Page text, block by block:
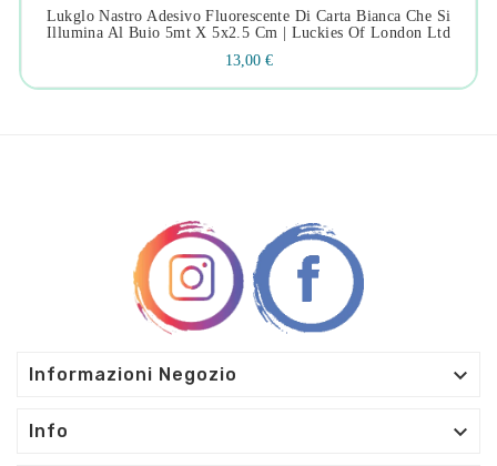
Lukglo Nastro Adesivo Fluorescente Di Carta Bianca Che Si
Illumina Al Buio 5mt X 5x2.5 Cm | Luckies Of London Ltd
13,00 €
Informazioni Negozio 
Info 